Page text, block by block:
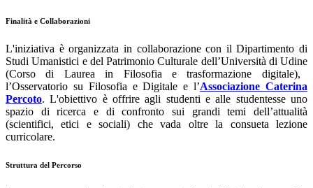
Finalità e Collaborazioni
L'iniziativa è organizzata in collaborazione con ilDipartimento di
Studi Umanistici e del Patrimonio Culturale dell’Università di Udine
(Corso di Laurea in Filosofia e trasformazione digitale),
l’Osservatorio su Filosofia e Digitale e l’AssociazioneCaterina
Percoto. L'obiettivo è offrire agli studenti e alle studentesse uno
spazio di ricerca e di confronto sui grandi temi dell’attualità
(scientifici, etici e sociali) che vada oltre la consueta lezione
curricolare.
Struttura del Percorso